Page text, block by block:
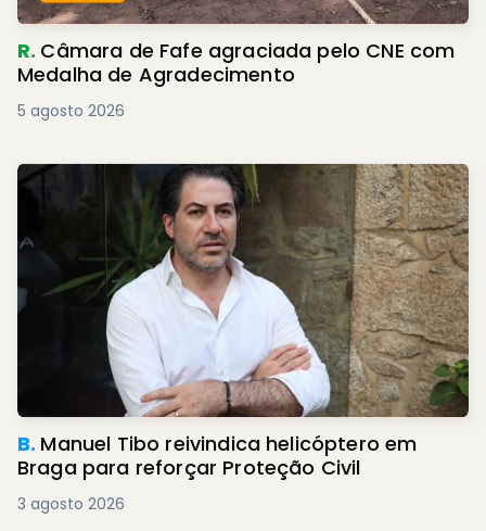
R. Câmara de Fafe agraciada pelo CNE com
Medalha de Agradecimento
5 agosto 2026
B. Manuel Tibo reivindica helicóptero em
Braga para reforçar Proteção Civil
3 agosto 2026